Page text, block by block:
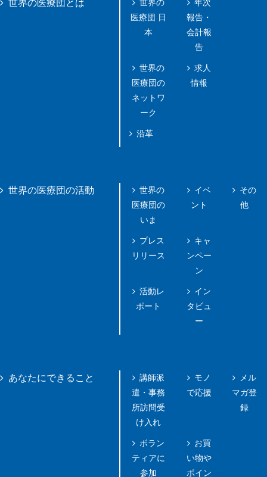
世界の医療団とは
世界の
医療団 日
本
世界の
医療団の
ネットワ
ーク
沿革
年次
報告・
会計報
告
求人
情報
世界の医療団の活動
世界の
医療団の
いま
プレス
リリース
活動レ
ポート
イベ
ント
キャ
ンペー
ン
イン
タビュ
ー
その
他
あなたにできること
講師派
遣・事務
所訪問受
け入れ
ボラン
ティアに
参加
モノ
で応援
お買
い物や
ポイン
メル
マガ登
録